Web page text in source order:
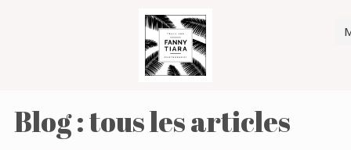
Blog : tous les articles